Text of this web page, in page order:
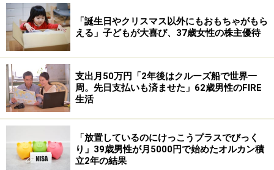
「毎月の赤字の穴埋めにボーナスを充てる
しかない」
今回のボーナスは生活費の穴埋めと教育費に充てる予定
とあり、具体的には「半年分の赤字補填（ほてん）とし
て11万円。教育費15万円は貯蓄用の口座へ回す。来年ボ
ーナスが出るとしたら、（大きな支出があるため）全額
赤字補填（ほてん）に回す予定」と語っています。
また物価高の影響について「以前は生活費が黒字だった
ので、教育費に取り分けた残りは旅行などの娯楽費に使
「誕生日やクリスマス以外にもおもちゃがもら
える」子どもが大喜び、37歳女性の株主優待
支出月50万円「2年後はクルーズ船で世界一
周。先日支払いも済ませた」62歳男性のFIRE
生活
「放置しているのにけっこうプラスでびっく
り」39歳男性が月5000円で始めたオルカン積
立2年の結果